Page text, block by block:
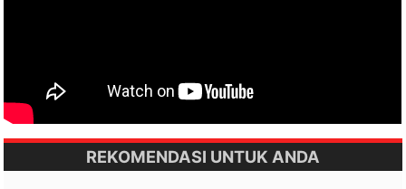
REKOMENDASI UNTUK ANDA